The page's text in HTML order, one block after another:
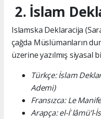
2. İslam
Islamska Deklaracija
çağda Müslümanların
üzerine yazılmış siyasal
Türkçe: İslam
Ademi)
Fransızca: Le
Arapça: el-İʿlâmü’l-